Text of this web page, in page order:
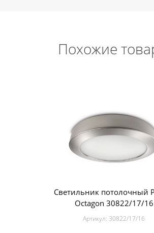
Похожие
Светильник потолочный
Octagon 30822/17/16
Артикул: 30822/17/16